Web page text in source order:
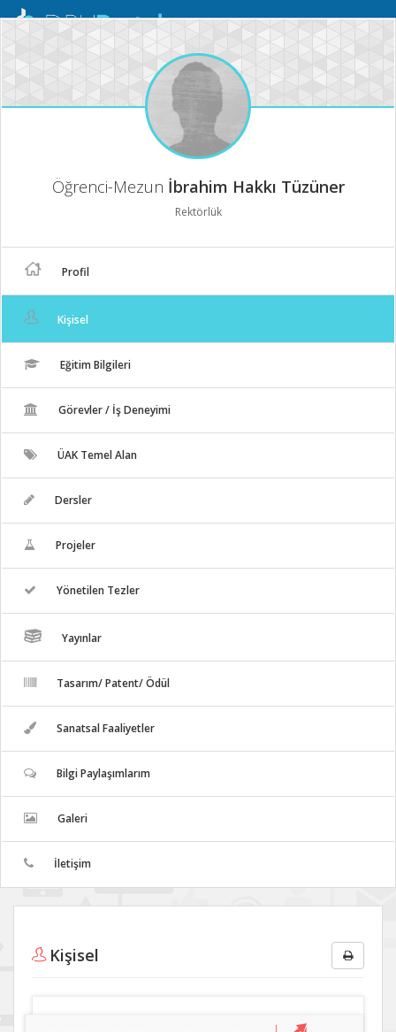
Mobil
Öğrenci-Mezun İbrahim Hakkı Tüzüner
Rektörlük
Profil
Kişisel
Eğitim Bilgileri
Görevler / İş Deneyimi
ÜAK Temel Alan
Dersler
Projeler
Yönetilen Tezler
Yayınlar
Tasarım/ Patent/ Ödül
Sanatsal Faaliyetler
Bilgi Paylaşımlarım
Galeri
İletişim
Kişisel